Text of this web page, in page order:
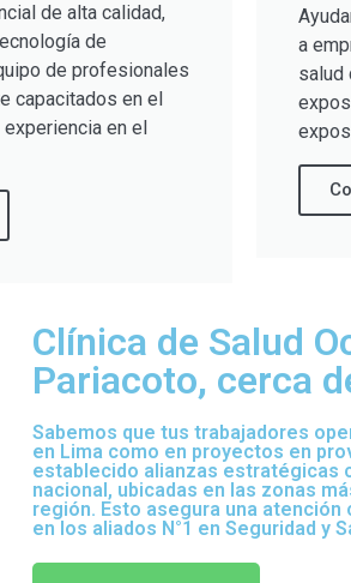
de alta calidad,
de
de profesionales
capacitados en el
en el
a
salud
Clínica de Salud
Pariacoto, cerca
Sabemos que tus trabajadores
en Lima como en proyectos en
establecido alianzas estratégicas
nacional, ubicadas en las zonas
región. Esto asegura una
en los aliados N°1 en Seguridad y